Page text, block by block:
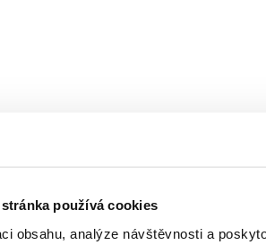
používá cookies
obsahu, analýze návštěvnosti a